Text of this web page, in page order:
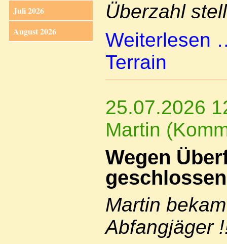
Juli 2026
August 2026
Überzahl
Weiterlesen
Terrain
25.07.2026
Martin
Wegen
geschlossen
Martin
Abfangjäger